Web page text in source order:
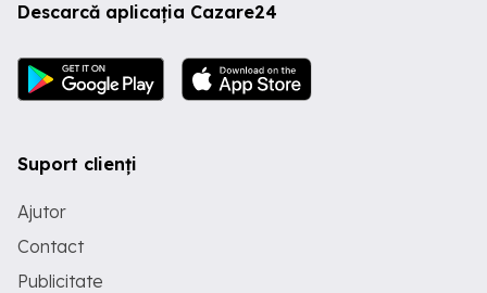
Descarcă aplicația Cazare24
Suport clienți
Ajutor
Contact
Publicitate